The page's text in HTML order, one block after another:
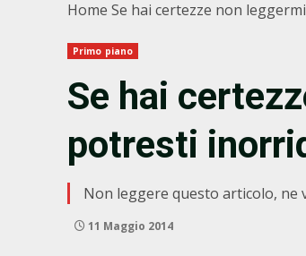
Home Se hai certezze non
Primo piano
Se hai
potresti
Non leggere questo articolo, ne
11 Maggio 2014